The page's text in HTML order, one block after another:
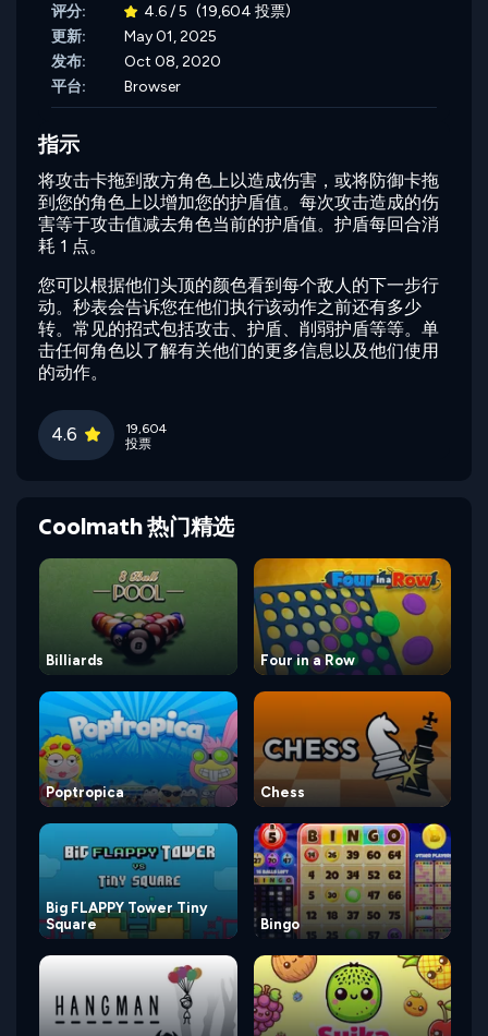
评分:
4.6 / 5 (19,604 投票)
更新:
May 01, 2025
发布:
Oct 08, 2020
平台:
Browser
指示
将攻击卡拖到敌方角色上以造成伤害，或将防御卡拖
到您的角色上以增加您的护盾值。每次攻击造成的伤
害等于攻击值减去角色当前的护盾值。护盾每回合消
耗 1 点。
您可以根据他们头顶的颜色看到每个敌人的下一步行
动。秒表会告诉您在他们执行该动作之前还有多少
转。常见的招式包括攻击、护盾、削弱护盾等等。单
击任何角色以了解有关他们的更多信息以及他们使用
的动作。
4.6
19,604
投票
Coolmath 热门精选
Billiards Four in a Row
Poptropica Chess
Big FLAPPY Tower Tiny
Square
Bingo